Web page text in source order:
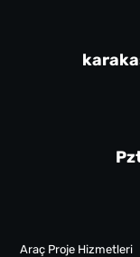
Araç Proje Hizmetleri